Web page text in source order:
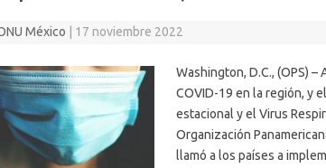
México 17 noviembre 2022
Washington, D.C., (OPS)
COVID-19 en la región, y
estacional y el Virus
Organización
llamó a los países a